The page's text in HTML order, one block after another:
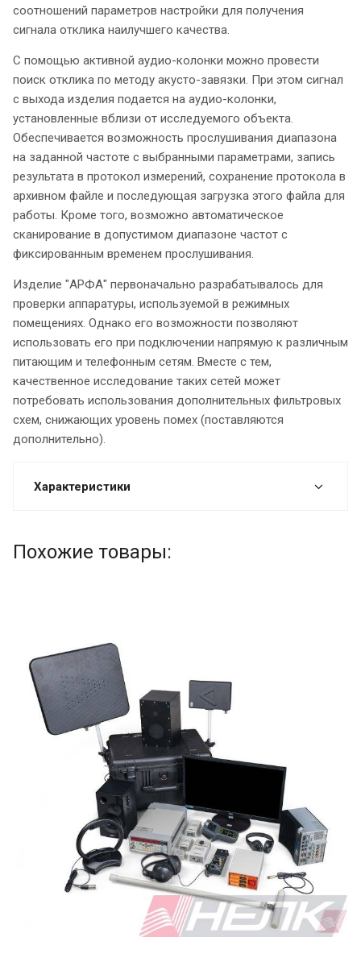
соотношений параметров настройки для получения
сигнала отклика наилучшего качества.
С помощью активной аудио-колонки можно провести
поиск отклика по методу акусто-завязки. При этом сигнал
с выхода изделия подается на аудио-колонки,
установленные вблизи от исследуемого объекта.
Обеспечивается возможность прослушивания диапазона
на заданной частоте с выбранными параметрами, запись
результата в протокол измерений, сохранение протокола в
архивном файле и последующая загрузка этого файла для
работы. Кроме того, возможно автоматическое
сканирование в допустимом диапазоне частот с
фиксированным временем прослушивания.
Изделие "АРФА" первоначально разрабатывалось для
проверки аппаратуры, используемой в режимных
помещениях. Однако его возможности позволяют
использовать его при подключении напрямую к различным
питающим и телефонным сетям. Вместе с тем,
качественное исследование таких сетей может
потребовать использования дополнительных фильтровых
схем, снижающих уровень помех (поставляются
дополнительно).
Характеристики
Похожие товары: